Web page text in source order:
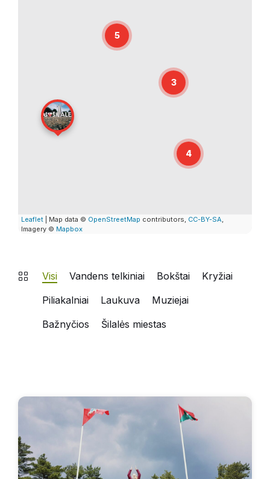
4
5
3
Leaflet | Map data © OpenStreetMap contributors, CC-BY-SA,
Imagery © Mapbox
Visi Vandens telkiniai Bokštai
Kryžiai
Piliakalniai
Laukuva
Muziejai
Bažnyčios
Šilalės miestas